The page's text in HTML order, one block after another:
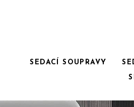
SEDACÍ SOUPRAVY